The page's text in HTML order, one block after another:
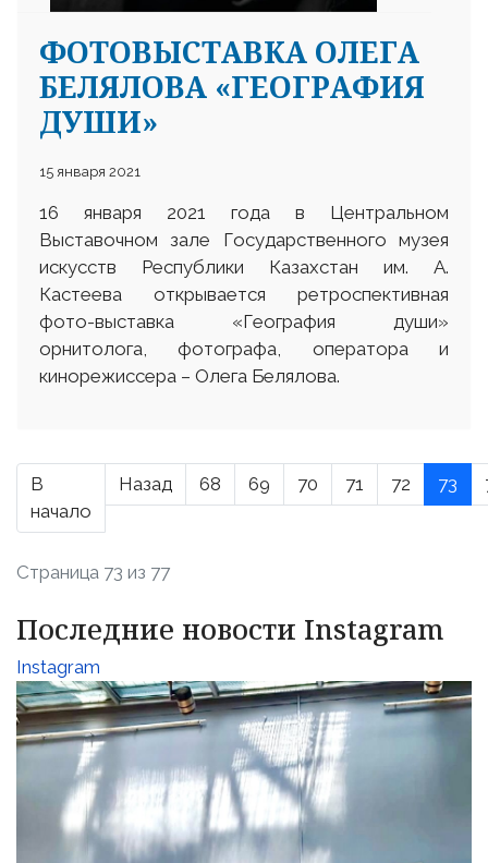
ФОТОВЫСТАВКА ОЛЕГА
БЕЛЯЛОВА «ГЕОГРАФИЯ
ДУШИ»
15 января 2021
16 января 2021 года в Центральном
Выставочном зале Государственного музея
искусств Республики Казахстан им. А.
Кастеева открывается ретроспективная
фото-выставка «География души»
орнитолога, фотографа, оператора и
кинорежиссера – Олега Белялова.
В
начало
Назад 68 69 70 71 72 73
Страница 73 из 77
Последние новости Instagram
Instagram